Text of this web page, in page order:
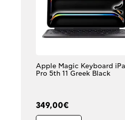
Apple Magic Keyboard
Pro 5th 11 Greek Black
349,00€